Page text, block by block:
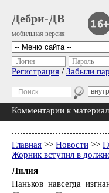
Дебри-ДВ
мобильная версия
Логин Пароль
Регистрация / Забыли
Комментарии к
Главная >> Новости >>
Жорник вступил в
Лилия
Паньков навсегда